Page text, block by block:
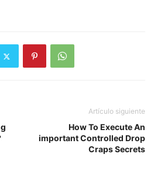
Artículo siguiente
How To Execute An
important Controlled Drop
Craps Secrets